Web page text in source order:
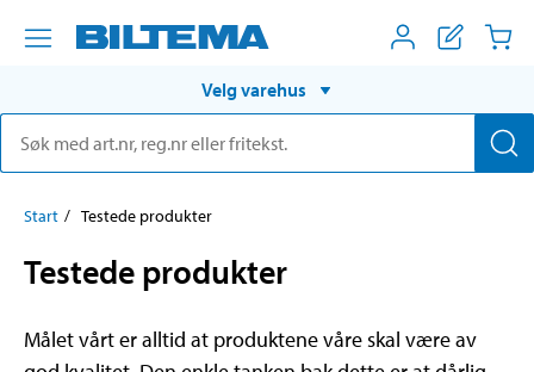
Velg varehus
Start Testede produkter
Testede produkter
Målet vårt er alltid at produktene våre skal være av